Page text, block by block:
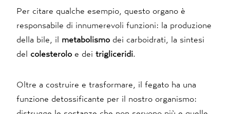
Per citare qualche esempio, questo organo è
responsabile di innumerevoli funzioni: la produzione
della bile, il metabolismo dei carboidrati, la sintesi
del colesterolo e dei trigliceridi
Oltre a costruire e trasformare, il fegato ha una
funzione detossificante per il nostro organismo: